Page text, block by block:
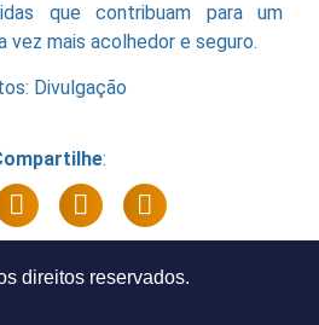
que contribuam para um
vez mais acolhedor e seguro.
Divulgação
:
direitos reservados.